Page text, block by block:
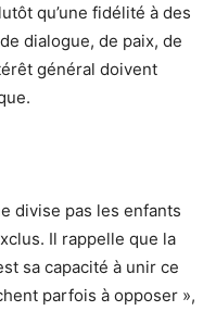
qu’une fidélité à des
dialogue, de paix, de
général doivent
divise pas les enfants
Il rappelle que la
sa capacité à unir ce
parfois à opposer »,